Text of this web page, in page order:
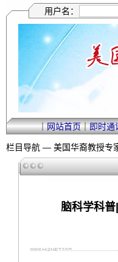
用户名：
｜网站首页｜即时通
栏目导航 — 美国华裔教授专
脑科学科